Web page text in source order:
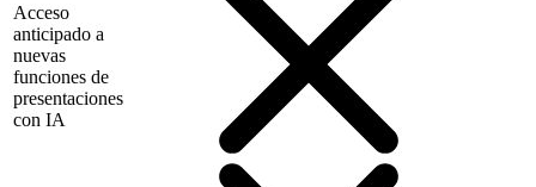
Acceso
anticipado a
nuevas
funciones de
presentaciones
con IA